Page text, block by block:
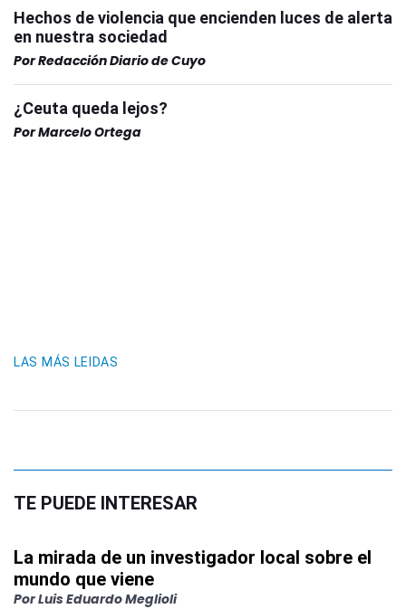
Hechos de violencia que encienden luces de alerta
en nuestra sociedad
PorRedacción Diario de Cuyo
¿Ceuta queda lejos?
PorMarcelo Ortega
LAS MÁS LEIDAS
TE PUEDE INTERESAR
La mirada de un investigador local sobre el
mundo que viene
PorLuis Eduardo Meglioli